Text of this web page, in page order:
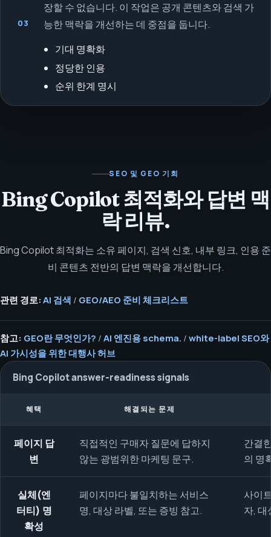
03
장할 수 없습니다. 이 작업은 공개 콘텐츠와 검색 가
능한 맥락을 개선하는 데 중점을 둡니다.
기대 명확화
정당한 인용
순위 한계 명시
SEO 및 GEO 기회
Bing Copilot 최적화와 답변 맥
락 리뷰.
Bing Copilot 최적화는 소유 페이지, 검색 신호, 내부 링크, 인용 준
비 콘텐츠 전반의 답변 맥락을 개선합니다.
관련 경로: AI 검색 / GEO/AEO 준비 체크리스트
참고: GEO란 무엇인가? / AI 엔진용 schema. / white-label SEO와
AI 가시성을 위한 대행사 허브
Bing Copilot answer-readiness signals
혜택 해결되는 문제
페이지 답
변
직접적인 구매자 질문에 답하지
않는 광범위한 마케팅 문구.
간결
의 명
실체(엔
터티) 명
확성
페이지마다 불일치하는 서비스
명, 대상 라벨, 또는 증빙 참고.
사이
자, 대